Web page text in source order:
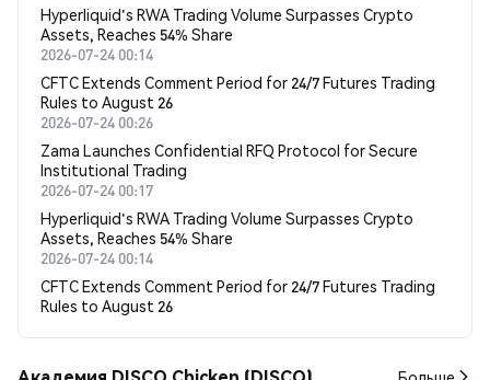
Hyperliquid's RWA Trading Volume Surpasses Crypto
Assets, Reaches 54% Share
2026-07-24 00:14
CFTC Extends Comment Period for 24/7 Futures Trading
Rules to August 26
2026-07-24 00:26
Zama Launches Confidential RFQ Protocol for Secure
Institutional Trading
2026-07-24 00:17
Hyperliquid's RWA Trading Volume Surpasses Crypto
Assets, Reaches 54% Share
2026-07-24 00:14
CFTC Extends Comment Period for 24/7 Futures Trading
Rules to August 26